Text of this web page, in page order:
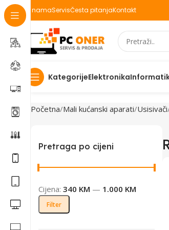
O namaServisČesta pitanjaKontakt
KategorijeElektronika
Početna Mali kućanski aparati Usisivači
Pretraga po cijeni
Filter
Cijena: 340 KM — 1.000 KM